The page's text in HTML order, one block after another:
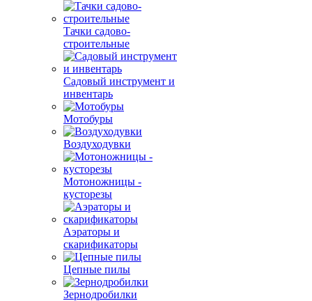
Тачки садово-
строительные
Садовый инструмент и
инвентарь
Мотобуры
Воздуходувки
Мотоножницы -
кусторезы
Аэраторы и
скарификаторы
Цепные пилы
Зернодробилки